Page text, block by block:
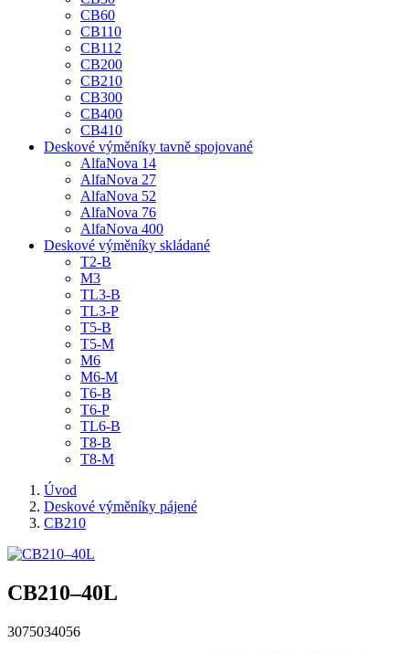
CB60
CB110
CB112
CB200
CB210
CB300
CB400
CB410
Deskové výměníky tavně spojované
AlfaNova 14
AlfaNova 27
AlfaNova 52
AlfaNova 76
AlfaNova 400
Deskové výměníky skládané
T2-B
M3
TL3-B
TL3-P
T5-B
T5-M
M6
M6-M
T6-B
T6-P
TL6-B
T8-B
T8-M
Úvod
Deskové výměníky pájené
CB210
CB210–40L
3075034056